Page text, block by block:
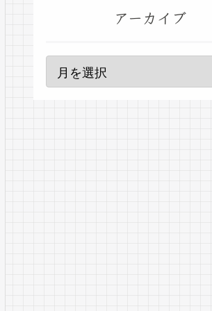
アーカイブ